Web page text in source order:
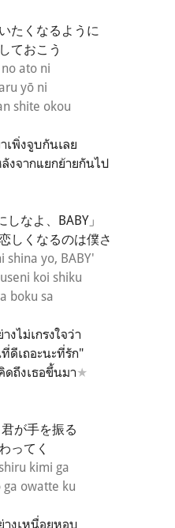
たくなるように
ておこう
ato ni
yō ni
shite okou
เพิ่งจูบกันเลย
งจากแยกย้ายกันไป
しなよ、BABY」
しくなるのは僕さ
shina yo, BABY'
koi shiku
boku sa
ไม่เกรงใจว่า
ดีเถอะนะที่รัก"
ถึงเธอขึ้นมา★
が手を振る
ってく
kimi ga
ga owatte ku
างเหนื่อยหอบ